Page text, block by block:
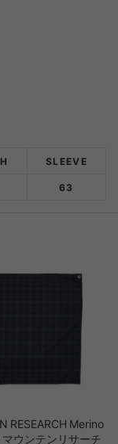
SLEEVE
63
RESEARCH Merino
ウンテンリサーチ